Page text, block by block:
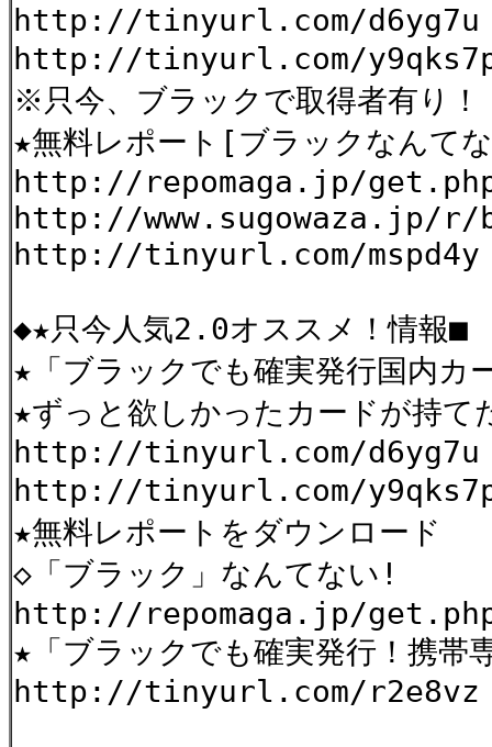
http://tinyurl.com/d6yg7u
http://tinyurl.com/y9qks7p
※只今、ブラックで取得者有り！
★無料レポート[ブラックなんて
http://repomaga.jp/
http://www.sugowaza.jp/r/
http://tinyurl.com/mspd4y
◆★只今人気2.0オススメ！情報■
★「ブラックでも確実発行国内カ
★ずっと欲しかったカードが持
http://tinyurl.com/d6yg7u
http://tinyurl.com/y9qks7p
★無料レポートをダウンロード
◇「ブラック」なんてない!
http://repomaga.jp/
★「ブラックでも確実発行！携
http://tinyurl.com/r2e8vz